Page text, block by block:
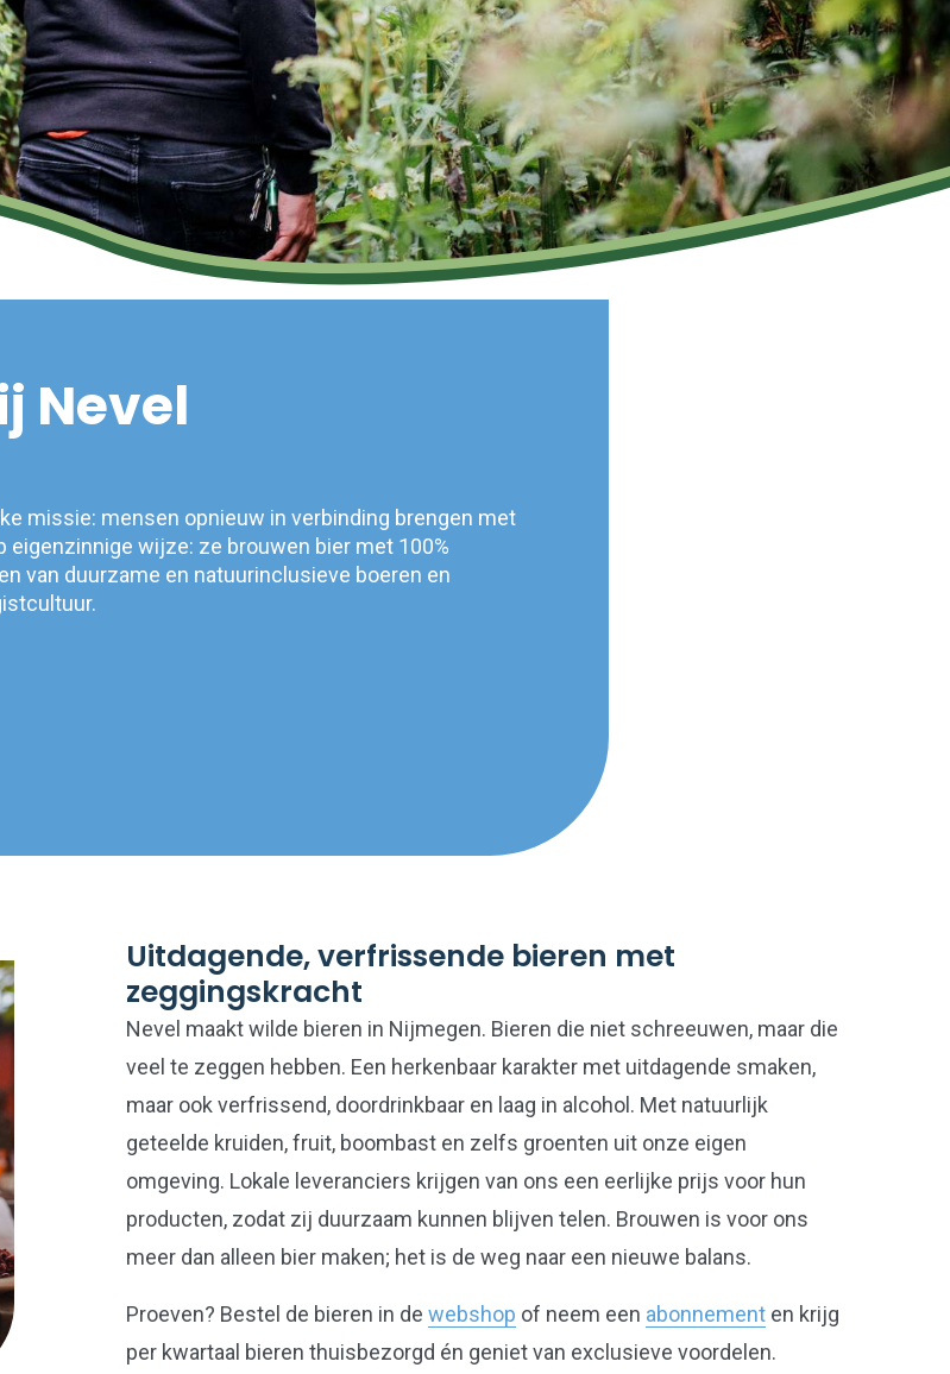
Nevel
missie: mensen opnieuw in verbinding brengen met
eigenzinnige wijze: ze brouwen bier met 100%
van duurzame en natuurinclusieve boeren en
Uitdagende, verfrissende bieren met
zeggingskracht
Nevel maakt wilde bieren in Nijmegen. Bieren die niet schreeuwen, maar die
veel te zeggen hebben. Een herkenbaar karakter met uitdagende smaken,
maar ook verfrissend, doordrinkbaar en laag in alcohol. Met natuurlijk
geteelde kruiden, fruit, boombast en zelfs groenten uit onze eigen
omgeving. Lokale leveranciers krijgen van ons een eerlijke prijs voor hun
producten, zodat zij duurzaam kunnen blijven telen. Brouwen is voor ons
meer dan alleen bier maken; het is de weg naar een nieuwe balans.
Proeven? Bestel de bieren in de webshop of neem een abonnement en krijg
per kwartaal bieren thuisbezorgd én geniet van exclusieve voordelen.